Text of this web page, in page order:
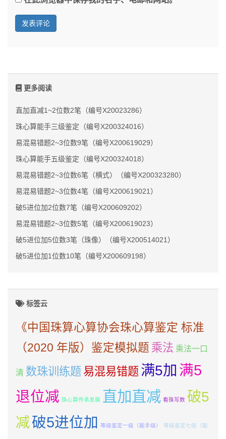
更多阅读
直加直减1~2位数2笔（编号X20023286）
珠心算能手三级鉴定（编号X200324016）
易混易错题2~3位数9笔（编号X200619029）
珠心算能手五级鉴定（编号X200324018）
易混易错题2~3位数6笔（横式）（编号X200323280）
易混易错题2~3位数4笔（编号X200619021）
破5进位加2位数7笔（编号X200609202）
易混易错题2~3位数5笔（编号X200619023）
破5进位加5位数3笔（珠像）（编号X200514021）
破5进位加1位数10笔（编号X200609198）
标签云
《中国珠算心算协会珠心算鉴定 标准
（2020 年版）鉴定模拟题 乘法 乘法一口
清 数珠训练题 易混易错题 满5加 满5
退位减 珠心算传承发展 直加直减 看珠写数 破5
减破5进位加 等级鉴定一级（能手级） 等级鉴定七级（能